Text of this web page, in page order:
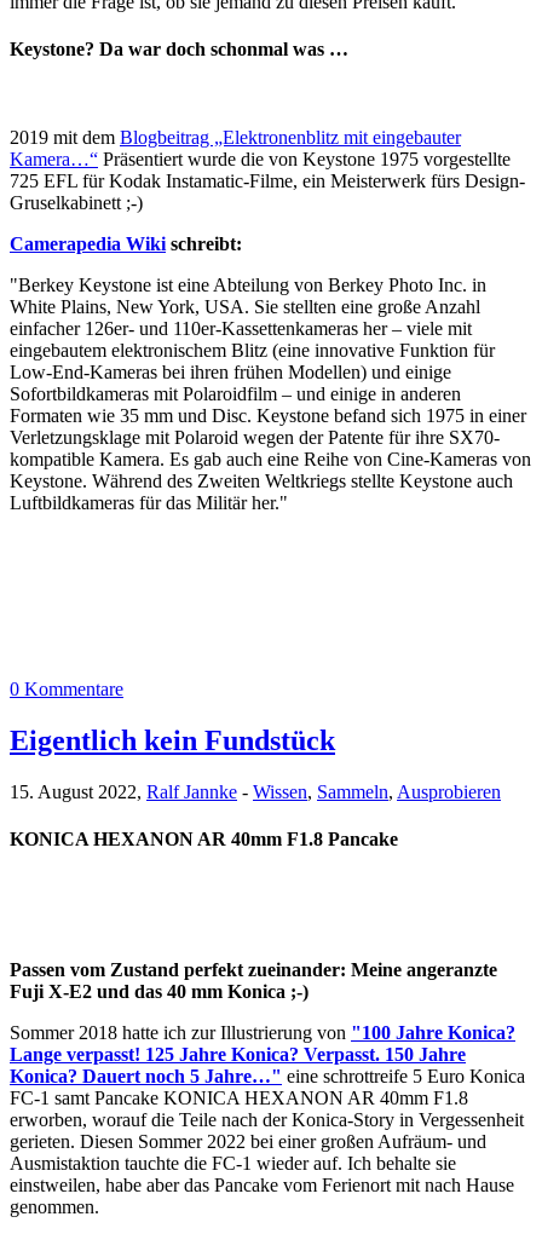
Keystone? Da war doch schonmal was …
2019 mit dem Blogbeitrag „Elektronenblitz mit eingebauter
Kamera…“ Präsentiert wurde die von Keystone 1975 vorgestellte
725 EFL für Kodak Instamatic-Filme, ein Meisterwerk fürs Design-
Gruselkabinett ;-)
Camerapedia Wiki schreibt:
"Berkey Keystone ist eine Abteilung von Berkey Photo Inc. in
White Plains, New York, USA. Sie stellten eine große Anzahl
einfacher 126er- und 110er-Kassettenkameras her – viele mit
eingebautem elektronischem Blitz (eine innovative Funktion für
Low-End-Kameras bei ihren frühen Modellen) und einige
Sofortbildkameras mit Polaroidfilm – und einige in anderen
Formaten wie 35 mm und Disc. Keystone befand sich 1975 in einer
Verletzungsklage mit Polaroid wegen der Patente für ihre SX70-
kompatible Kamera. Es gab auch eine Reihe von Cine-Kameras von
Keystone. Während des Zweiten Weltkriegs stellte Keystone auch
Luftbildkameras für das Militär her."
0 Kommentare
Eigentlich kein Fundstück
15. August 2022, Ralf Jannke - Wissen, Sammeln, Ausprobieren
KONICA HEXANON AR 40mm F1.8 Pancake
Passen vom Zustand perfekt zueinander: Meine angeranzte
Fuji X-E2 und das 40 mm Konica ;-)
Sommer 2018 hatte ich zur Illustrierung von "100 Jahre Konica?
Lange verpasst! 125 Jahre Konica? Verpasst. 150 Jahre
Konica? Dauert noch 5 Jahre…" eine schrottreife 5 Euro Konica
FC-1 samt Pancake KONICA HEXANON AR 40mm F1.8
erworben, worauf die Teile nach der Konica-Story in Vergessenheit
gerieten. Diesen Sommer 2022 bei einer großen Aufräum- und
Ausmistaktion tauchte die FC-1 wieder auf. Ich behalte sie
einstweilen, habe aber das Pancake vom Ferienort mit nach Hause
genommen.